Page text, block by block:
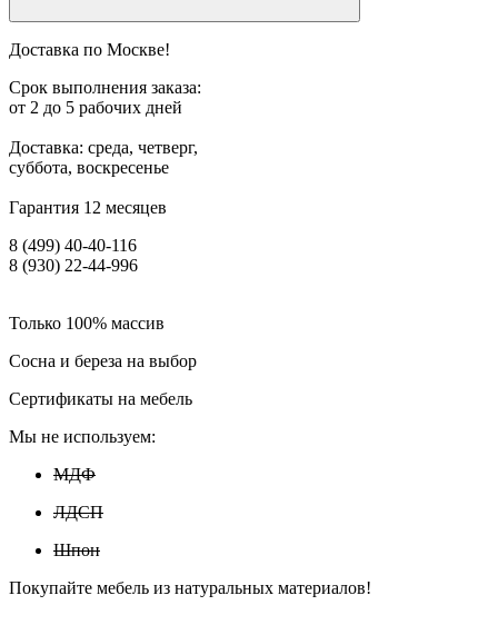
Доставка по Москве!
Срок выполнения заказа:
от 2 до 5 рабочих дней
Доставка: среда, четверг,
суббота, воскресенье
Гарантия 12 месяцев
8 (499) 40-40-116
8 (930) 22-44-996
Только 100% массив
Сосна и береза на выбор
Сертификаты на мебель
Мы не используем:
МДФ
ЛДСП
Шпон
Покупайте мебель из натуральных материалов!